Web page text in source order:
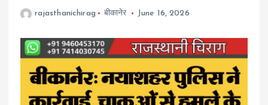
rajasthanichirag बीकानेर June 16, 2026